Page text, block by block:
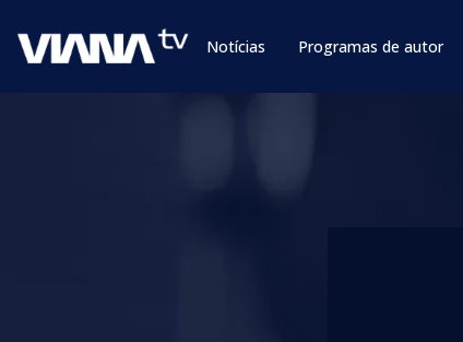
Notícias Programas de autor